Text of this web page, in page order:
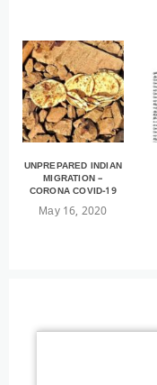
UNPREPARED INDIAN
MIGRATION –
CORONA COVID-19
May 16, 2020